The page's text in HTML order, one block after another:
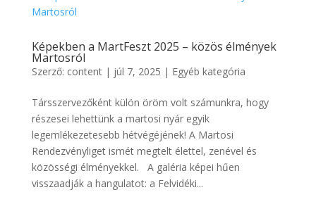
Képekben a MartFeszt 2025 – közös élmények
Martosról
Szerző: content| júl 7, 2025 | Egyéb kategória
Társszervezőként külön öröm volt számunkra, hogy
részesei lehettünk a martosi nyár egyik
legemlékezetesebb hétvégéjének! A Martosi
Rendezvényliget ismét megtelt élettel, zenével és
közösségi élményekkel. A galéria képei hűen
visszaadják a hangulatot: a Felvidéki...